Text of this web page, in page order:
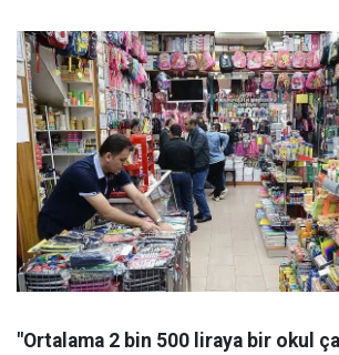
"Ortalama 2 bin 500 liraya bir okul